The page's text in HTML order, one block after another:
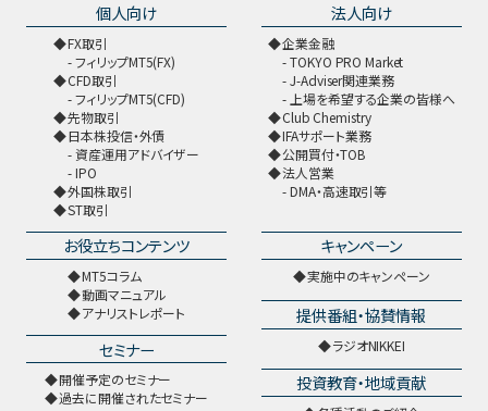
個人向け
FX取引
フィリップMT5(FX)
CFD取引
フィリップMT5(CFD)
先物取引
日本株投信・外債
資産運用アドバイザー
IPO
外国株取引
ST取引
法人向け
企業金融
TOKYO PRO Market
J-Adviser関連業務
上場を希望する企業の皆様へ
Club Chemistry
IFAサポート業務
公開買付・TOB
法人営業
DMA・高速取引等
お役立ちコンテンツ
MT5コラム
動画マニュアル
アナリストレポート
セミナー
開催予定のセミナー
過去に開催されたセミナー
キャンペーン
実施中のキャンペーン
提供番組・協賛情報
ラジオNIKKEI
投資教育・地域貢献